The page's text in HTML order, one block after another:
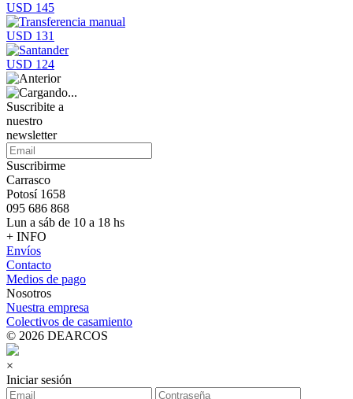
USD 145
USD 131
USD 124
Suscribite a
nuestro
newsletter
Suscribirme
Carrasco
Potosí 1658
095 686 868
Lun a sáb de 10 a 18 hs
+ INFO
Envíos
Contacto
Medios de pago
Nosotros
Nuestra empresa
Colectivos de casamiento
© 2026 DEARCOS
×
Iniciar sesión